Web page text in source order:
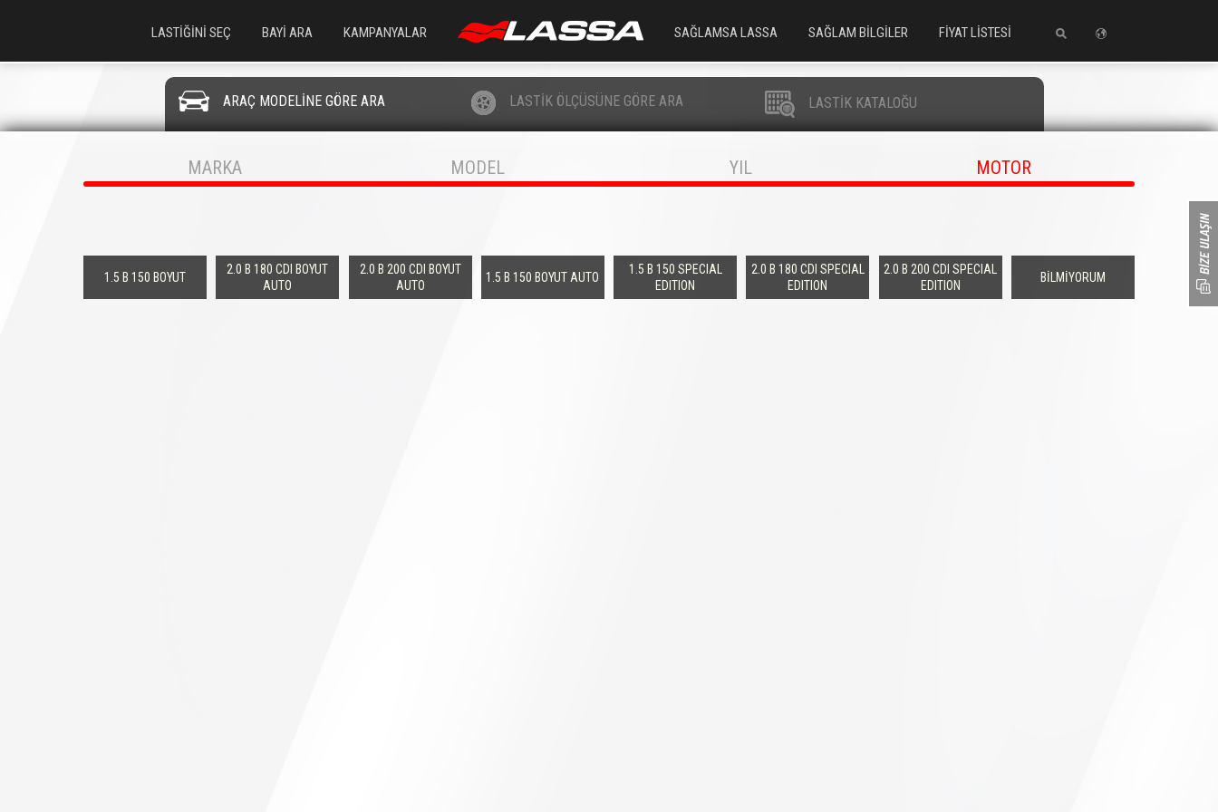
LASTİĞİNİ SEÇ BAYİ ARA KAMPANYALAR SAĞLAMSA LASSA SAĞLAM BİLGİLER FİYAT LİSTESİ
ARAÇ MODELİNE GÖRE ARA LASTİK ÖLÇÜSÜNE GÖRE ARA LASTİK KATALOĞU
MARKA MODEL YIL MOTOR
1.5 B 150 BOYUT
2.0 B 180 CDI BOYUT
AUTO
2.0 B 200 CDI BOYUT
AUTO
1.5 B 150 BOYUT AUTO
1.5 B 150 SPECIAL
EDITION
2.0 B 180 CDI SPECIAL
EDITION
2.0 B 200 CDI SPECIAL
EDITION
BİLMİYORUM